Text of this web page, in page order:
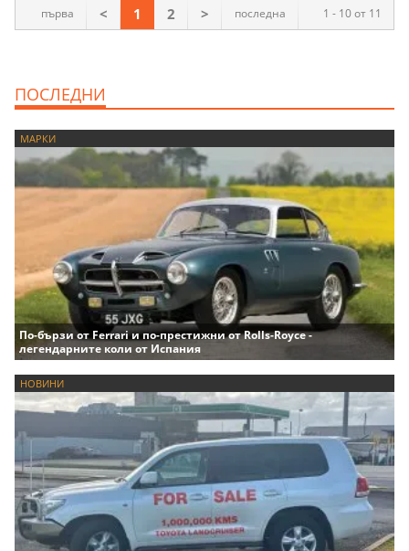
1 - 10 от 11
първа < 1 2 > последна
ПОСЛЕДНИ
МАРКИ
По-бързи от Ferrari и по-престижни от Rolls-Royce -
легендарните коли от Испания
НОВИНИ